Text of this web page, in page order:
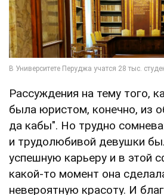
Рассуждения на тему того,
была юристом, конечно, из
да кабы". Но трудно
и трудолюбивой девушки
успешную карьеру и в этой
какой-то момент она
невероятную красоту. И